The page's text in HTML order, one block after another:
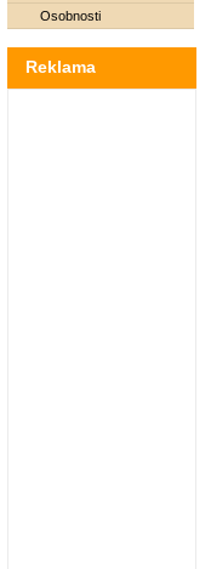
Osobnosti
Reklama